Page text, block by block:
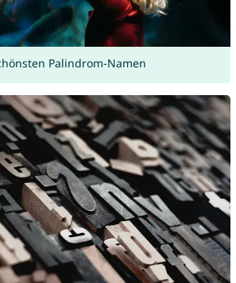
Palindrom-Namen